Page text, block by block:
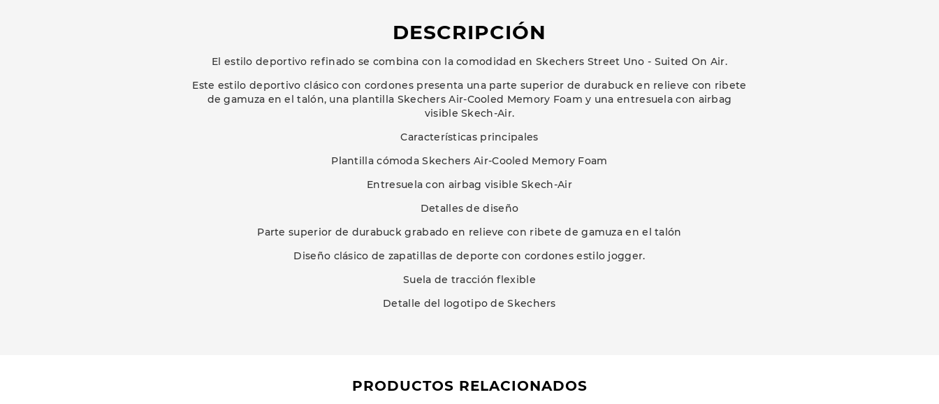
DESCRIPCIÓN
El estilo deportivo refinado se combina con la comodidad en Skechers Street Uno - Suited On Air.
Este estilo deportivo clásico con cordones presenta una parte superior de durabuck en relieve con ribete
de gamuza en el talón, una plantilla Skechers Air-Cooled Memory Foam y una entresuela con airbag
visible Skech-Air.
Características principales
Plantilla cómoda Skechers Air-Cooled Memory Foam
Entresuela con airbag visible Skech-Air
Detalles de diseño
Parte superior de durabuck grabado en relieve con ribete de gamuza en el talón
Diseño clásico de zapatillas de deporte con cordones estilo jogger.
Suela de tracción flexible
Detalle del logotipo de Skechers
PRODUCTOS RELACIONADOS